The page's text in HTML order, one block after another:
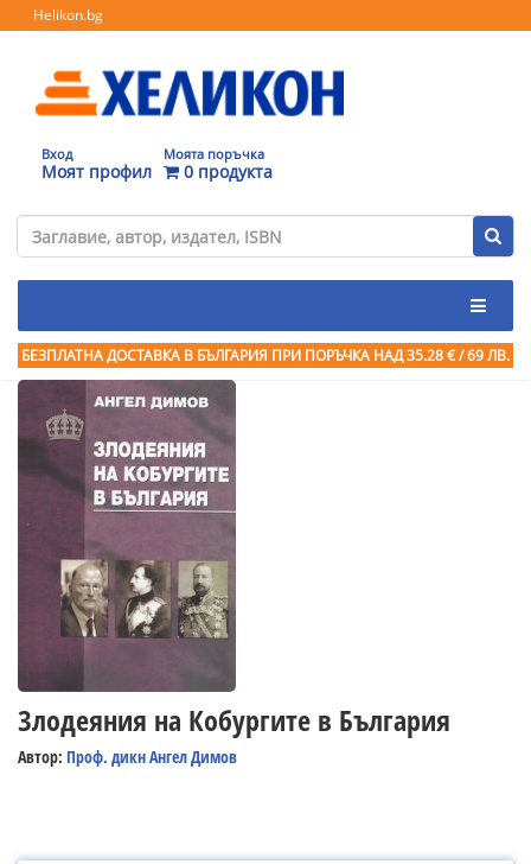
Helikon.bg
Вход
Моят профил
Моята поръчка
0 продукта
БЕЗПЛАТНА ДОСТАВКА В БЪЛГАРИЯ ПРИ ПОРЪЧКА НАД 35.28 € / 69 ЛВ.
Злодеяния на Кобургите в България
Автор: Проф. дикн Ангел Димов